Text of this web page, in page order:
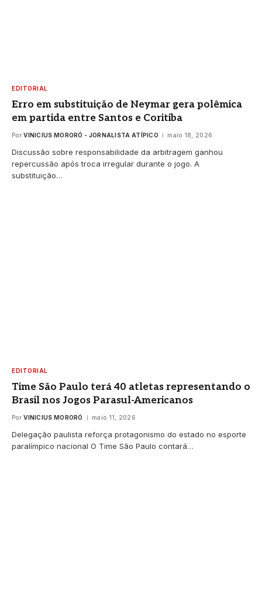
EDITORIAL
Erro em substituição de Neymar gera polêmica
em partida entre Santos e Coritiba
Por VINICIUS MORORÓ - JORNALISTA ATÍPICO maio 18, 2026
Discussão sobre responsabilidade da arbitragem ganhou
repercussão após troca irregular durante o jogo. A
substituição…
EDITORIAL
Time São Paulo terá 40 atletas representando o
Brasil nos Jogos Parasul-Americanos
Por VINICIUS MORORÓ maio 11, 2026
Delegação paulista reforça protagonismo do estado no esporte
paralímpico nacional O Time São Paulo contará…